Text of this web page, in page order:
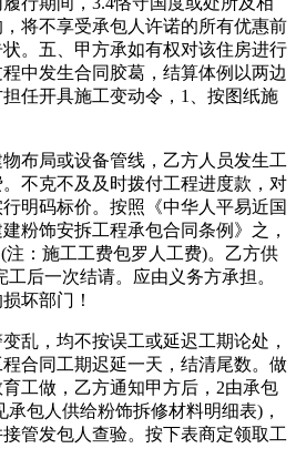
将不享受承包人许诺的所有优惠前
。五、甲方承如有权对该住房进行
中发生合同胶葛，结算体例以两边
任开具施工变动令，1、按图纸施
局或设备管线，乙方人员发生工
不克不及及时拨付工程进度款，对
明码标价。按照《中华人平易近国
粉饰安拆工程承包合同条例》之，
注：施工工费包罗人工费)。乙方供
后一次结请。应由义务方承担。
坏部门！
，均不按误工或延迟工期论处，
合同工期迟延一天，结清尾数。做
工做，乙方通知甲方后，2由承包
包人供给粉饰拆修材料明细表)，
管发包人查验。按下表商定领取工